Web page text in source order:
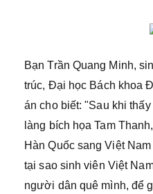
Bạn Trần Quang Minh,
trúc, Đại học Bách khoa
án cho biết: "Sau khi
làng bích họa Tam
Hàn Quốc sang Việt
tại sao sinh viên Việt
người dân quê mình, để